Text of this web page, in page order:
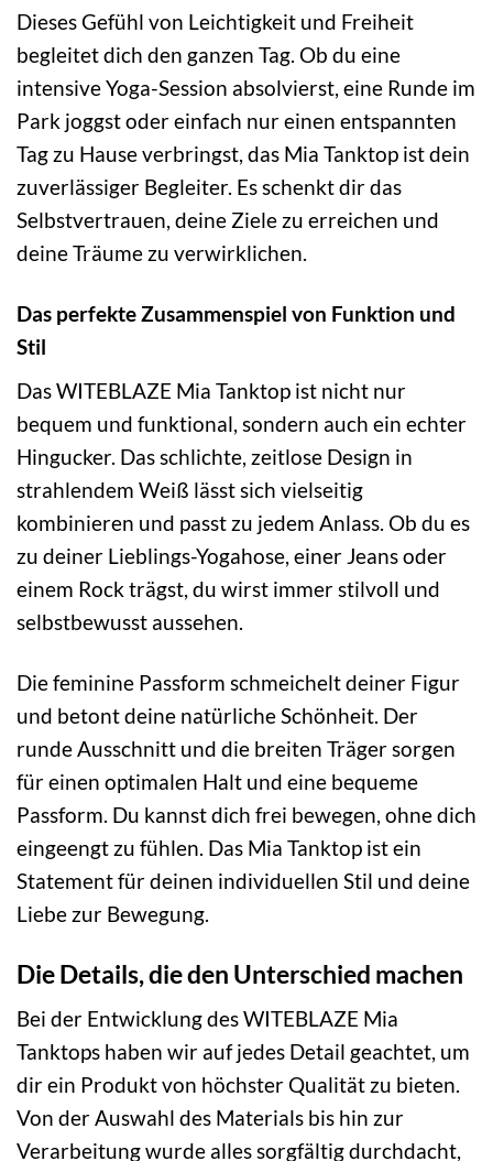
Dieses Gefühl von Leichtigkeit und Freiheit
begleitet dich den ganzen Tag. Ob du eine
intensive Yoga-Session absolvierst, eine Runde im
Park joggst oder einfach nur einen entspannten
Tag zu Hause verbringst, das Mia Tanktop ist dein
zuverlässiger Begleiter. Es schenkt dir das
Selbstvertrauen, deine Ziele zu erreichen und
deine Träume zu verwirklichen.
Das perfekte Zusammenspiel von Funktion und
Stil
Das WITEBLAZE Mia Tanktop ist nicht nur
bequem und funktional, sondern auch ein echter
Hingucker. Das schlichte, zeitlose Design in
strahlendem Weiß lässt sich vielseitig
kombinieren und passt zu jedem Anlass. Ob du es
zu deiner Lieblings-Yogahose, einer Jeans oder
einem Rock trägst, du wirst immer stilvoll und
selbstbewusst aussehen.
Die feminine Passform schmeichelt deiner Figur
und betont deine natürliche Schönheit. Der
runde Ausschnitt und die breiten Träger sorgen
für einen optimalen Halt und eine bequeme
Passform. Du kannst dich frei bewegen, ohne dich
eingeengt zu fühlen. Das Mia Tanktop ist ein
Statement für deinen individuellen Stil und deine
Liebe zur Bewegung.
Die Details, die den Unterschied machen
Bei der Entwicklung des WITEBLAZE Mia
Tanktops haben wir auf jedes Detail geachtet, um
dir ein Produkt von höchster Qualität zu bieten.
Von der Auswahl des Materials bis hin zur
Verarbeitung wurde alles sorgfältig durchdacht,